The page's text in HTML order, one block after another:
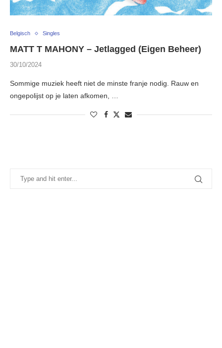
Belgisch Singles
MATT T MAHONY – Jetlagged (Eigen Beheer)
30/10/2024
Sommige muziek heeft niet de minste franje nodig. Rauw en
ongepolijst op je laten afkomen, …